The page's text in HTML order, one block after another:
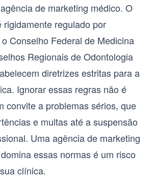
agência de marketing médico. O
rigidamente regulado por
Conselho Federal de Medicina
Regionais de Odontologia
diretrizes estritas para a
Ignorar essas regras não é
convite a problemas sérios, que
e multas até a suspensão
Uma agência de marketing
essas normas é um risco
clínica.